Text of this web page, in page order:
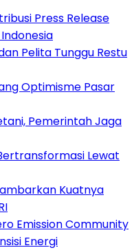
Press Release
Pelita Tunggu Restu
Optimisme Pasar
Pemerintah Jaga
Lewat
Kuatnya
Emission Community
Energi